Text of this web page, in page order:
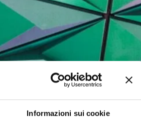
Informazioni sui cookie